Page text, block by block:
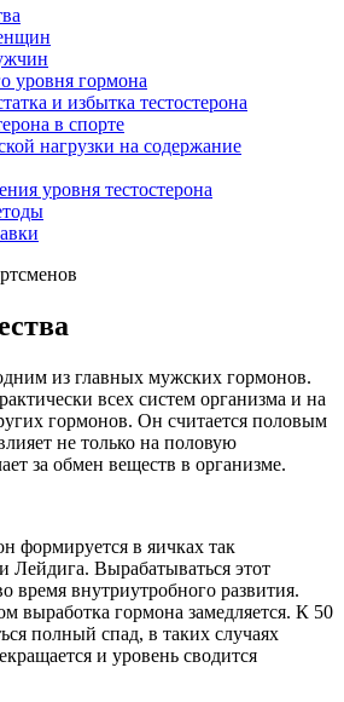
уровня гормона
и избытка тестостерона
в спорте
нагрузки на содержание
уровня тестостерона
из главных мужских гормонов.
всех систем организма и на
гормонов. Он считается половым
не только на половую
за обмен веществ в организме.
формируется в яичках так
Лейдига. Вырабатываться этот
время внутриутробного развития.
выработка гормона замедляется. К 50
полный спад, в таких случаях
и уровень сводится